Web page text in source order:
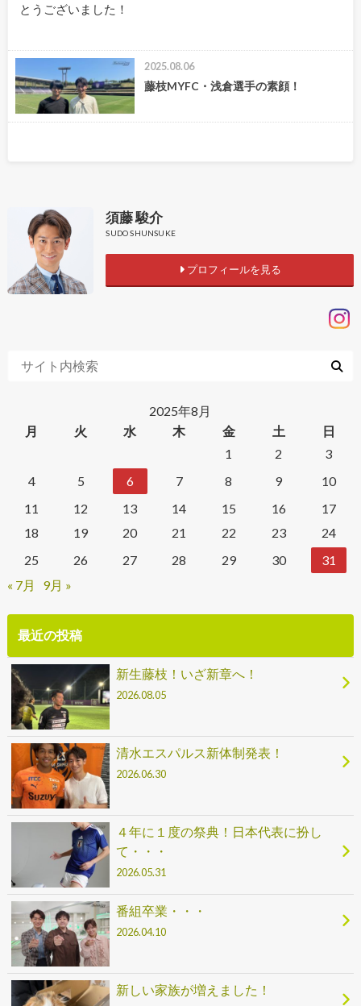
とうございました！
2025.08.06
藤枝MYFC・浅倉選手の素顔！
須藤 駿介
SUDO SHUNSUKE
プロフィールを見る
2025年8月
月
火 水 木 金 土
日
1
2
3
4
5 6 7 8 9
10
11
12 13 14 15 16
17
18
19 20 21 22 23
24
25
26 27 28 29 30
31
« 7月
9月 »
最近の投稿
新生藤枝！いざ新章へ！
2026.08.05
清水エスパルス新体制発表！
2026.06.30
４年に１度の祭典！日本代表に扮し
て・・・
2026.05.31
番組卒業・・・
2026.04.10
新しい家族が増えました！